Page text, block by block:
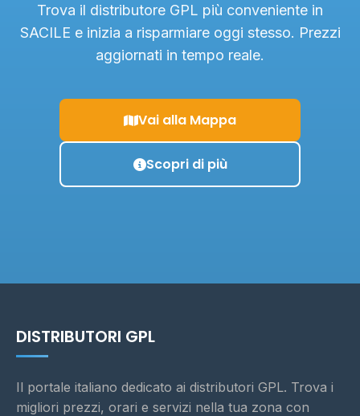
Trova il distributore GPL più conveniente in
SACILE e inizia a risparmiare oggi stesso. Prezzi
aggiornati in tempo reale.
Vai alla Mappa
Scopri di più
DISTRIBUTORI GPL
Il portale italiano dedicato ai distributori GPL. Trova i
migliori prezzi, orari e servizi nella tua zona con